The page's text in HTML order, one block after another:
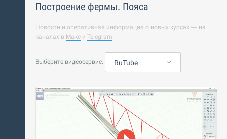
Построение фермы. Пояса
Новости и оперативная информация о новых курсах — на
каналах в Макс и Telegram.
Выберите видеосервис: RuTube